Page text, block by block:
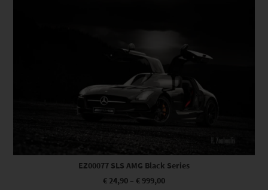
EZ00077 SLS AMG Black Series
€ 24,90 – € 999,00